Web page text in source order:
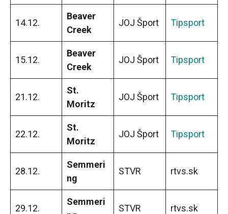
14.12.
Beaver
Creek
JOJ Šport Tipsport
15.12.
Beaver
Creek
JOJ Šport Tipsport
21.12.
St.
Moritz
JOJ Šport Tipsport
22.12.
St.
Moritz
JOJ Šport Tipsport
28.12.
Semmeri
ng
STVR rtvs.sk
29.12.
Semmeri
STVR rtvs.sk